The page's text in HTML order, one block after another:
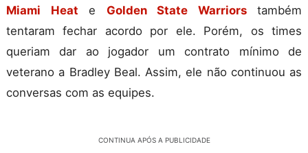
Miami Heat e Golden State Warriorstambém
tentaram fechar acordo por ele. Porém, os times
queriam dar ao jogador um contrato mínimo de
veterano a Bradley Beal. Assim, ele não continuou as
conversas com as equipes.
CONTINUA APÓS A PUBLICIDADE